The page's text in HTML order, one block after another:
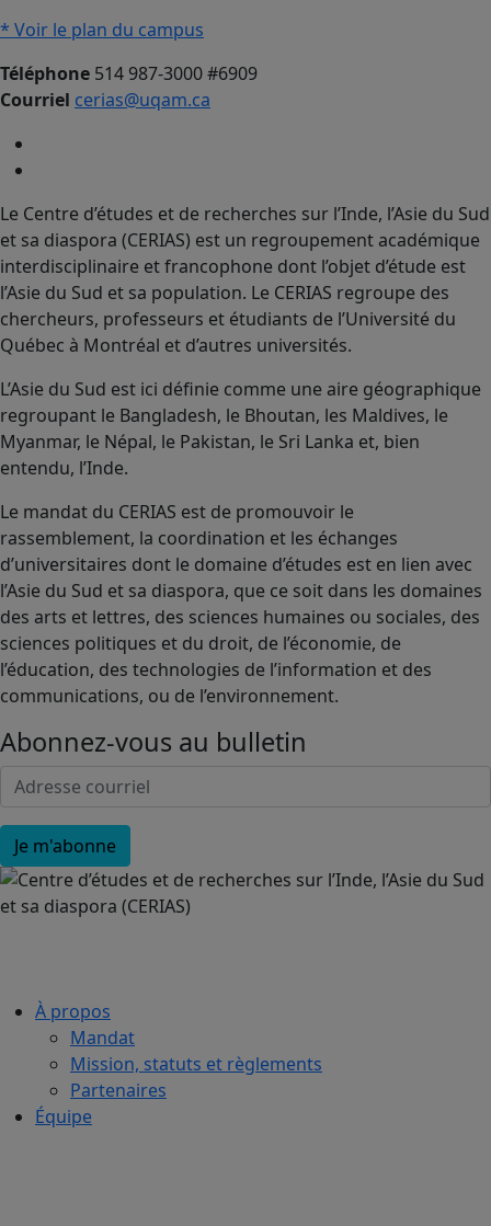
* Voir le plan du campus
Téléphone 514 987-3000 #6909
Courriel cerias@uqam.ca
Le Centre d’études et de recherches sur l’Inde, l’Asie du Sud
et sa diaspora (CERIAS) est un regroupement académique
interdisciplinaire et francophone dont l’objet d’étude est
l’Asie du Sud et sa population. Le CERIAS regroupe des
chercheurs, professeurs et étudiants de l’Université du
Québec à Montréal et d’autres universités.
L’Asie du Sud est ici définie comme une aire géographique
regroupant le Bangladesh, le Bhoutan, les Maldives, le
Myanmar, le Népal, le Pakistan, le Sri Lanka et, bien
entendu, l’Inde.
Le mandat du CERIAS est de promouvoir le
rassemblement, la coordination et les échanges
d’universitaires dont le domaine d’études est en lien avec
l’Asie du Sud et sa diaspora, que ce soit dans les domaines
des arts et lettres, des sciences humaines ou sociales, des
sciences politiques et du droit, de l’économie, de
l’éducation, des technologies de l’information et des
communications, ou de l’environnement.
Abonnez-vous au bulletin
À propos
Mandat
Mission, statuts et règlements
Partenaires
Équipe